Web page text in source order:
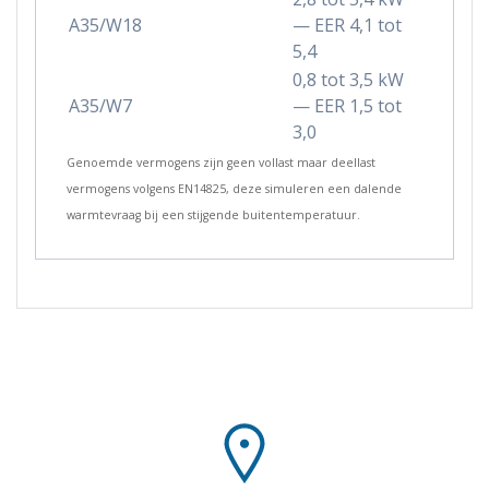
A35/W18
— EER 4,1 tot
5,4
A35/W7
0,8 tot 3,5 kW
— EER 1,5 tot
3,0
Genoemde vermogens zijn geen vollast maar deellast
vermogens volgens EN14825, deze simuleren een dalende
warmtevraag bij een stijgende buitentemperatuur.